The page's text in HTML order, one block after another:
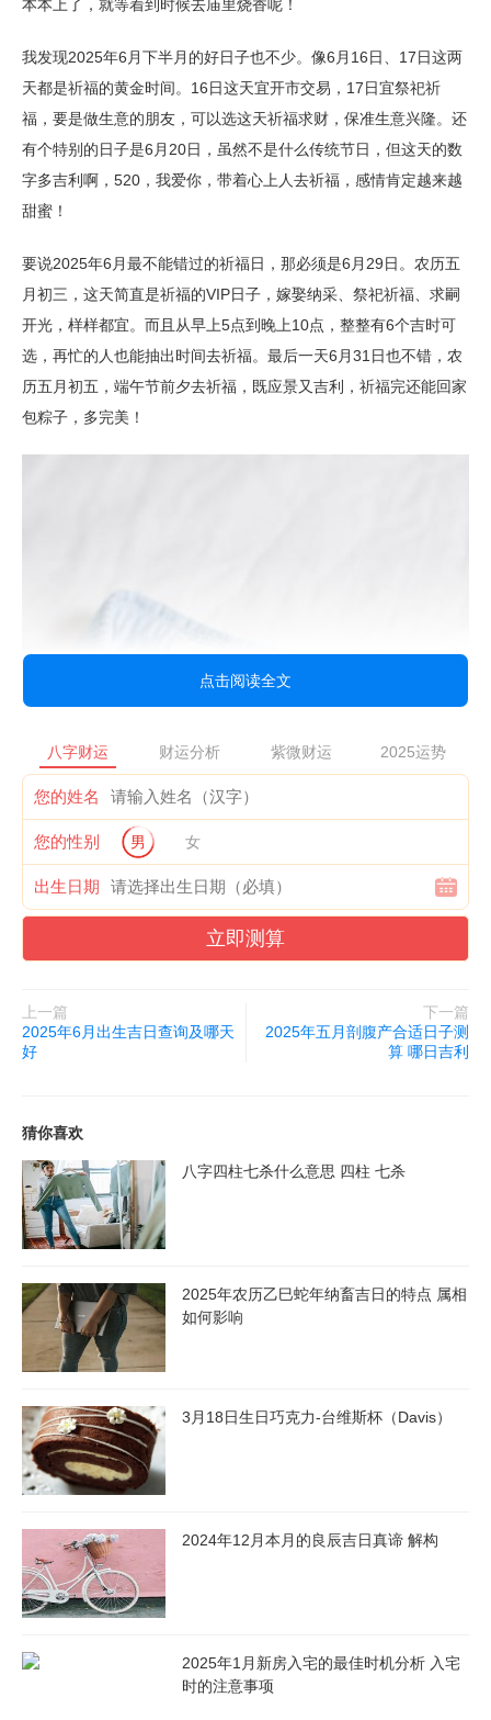
本本上了，就等着到时候去庙里烧香呢！
我发现2025年6月下半月的好日子也不少。像6月16日、17日这两
天都是祈福的黄金时间。16日这天宜开市交易，17日宜祭祀祈
福，要是做生意的朋友，可以选这天祈福求财，保准生意兴隆。还
有个特别的日子是6月20日，虽然不是什么传统节日，但这天的数
字多吉利啊，520，我爱你，带着心上人去祈福，感情肯定越来越
甜蜜！
要说2025年6月最不能错过的祈福日，那必须是6月29日。农历五
月初三，这天简直是祈福的VIP日子，嫁娶纳采、祭祀祈福、求嗣
开光，样样都宜。而且从早上5点到晚上10点，整整有6个吉时可
选，再忙的人也能抽出时间去祈福。最后一天6月31日也不错，农
历五月初五，端午节前夕去祈福，既应景又吉利，祈福完还能回家
包粽子，多完美！
其实选个好日子祈福真的特别重要。你想啊，我们平时工作那么
忙，好不容易抽时间去祈福，要是日子没选对，岂不是白跑一趟？
而且老辈人都说在吉利的日子祈福，愿望更容易实现。所以啊，我
建议大家都把2025年6月这些好日子记下来，提前安排好时间。要
是拿不准哪天最适合自己，也可以找懂行的老师帮忙看看毕竟每个
人的情况不一样嘛。记住啦，祈福不仅要心诚，日子也要选对，这
点击阅读全文
八字财运 财运分析 紫微财运 2025运势
您的姓名
您的性别 男 女
出生日期
立即测算
上一篇
2025年6月出生吉日查询及哪天
好
下一篇
2025年五月剖腹产合适日子测
算 哪日吉利
猜你喜欢
八字四柱七杀什么意思 四柱 七杀
2025年农历乙巳蛇年纳畜吉日的特点 属相
如何影响
3月18日生日巧克力-台维斯杯（Davis）
2024年12月本月的良辰吉日真谛 解构
2025年1月新房入宅的最佳时机分析 入宅
时的注意事项